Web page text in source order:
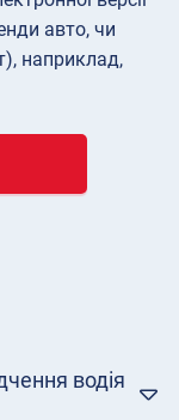
авто, чи
наприклад,
водія